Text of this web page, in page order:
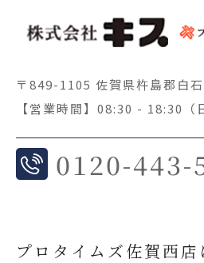
〒849-1105 佐賀県杵島郡白
【営業時間】08:30 - 18:30（
0120-443-
プロタイムズ佐賀西店